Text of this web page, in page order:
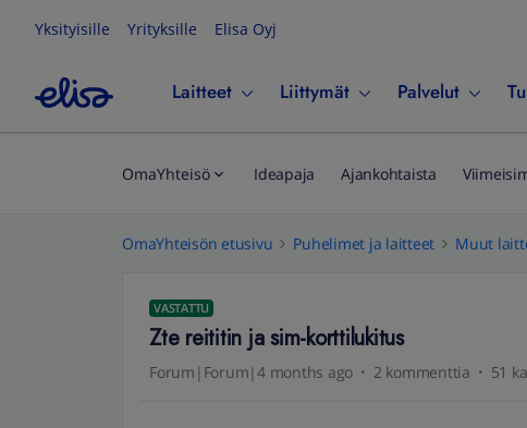
Yksityisille Yrityksille Elisa Oyj
Laitteet Liittymät Palvelut
OmaYhteisö Ideapaja Ajankohtaista
OmaYhteisön etusivu Puhelimet ja laitteet Muut
VASTATTU
Zte reititin ja sim-korttilukitus
Forum|Forum|4 months ago 2 kommenttia 51